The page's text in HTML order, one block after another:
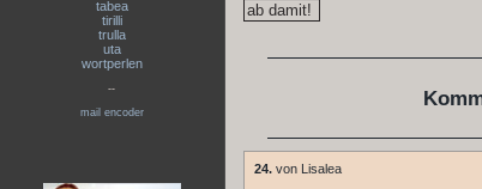
tabea
tirilli
trulla
uta
wortperlen
--
mail encoder
24. von Lisalea